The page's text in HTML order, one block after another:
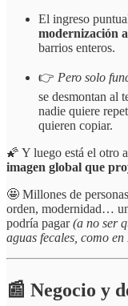
El ingreso
modernización
barrios enteros.
👉 Pero solo
se desmontan al
nadie quiere
quieren copiar.
🌠 Y luego está el otro
imagen global que
🤩 Millones de
orden, modernidad…
podría pagar(a no ser
aguas fecales, como en
📰 Negocio y